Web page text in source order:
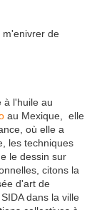
m'enivrer de
à l'huile au
au Mexique, elle
où elle a
les techniques
le dessin sur
citons la
d'art de
dans la ville